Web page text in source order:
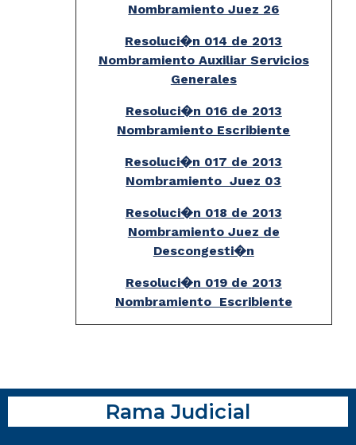
Nombramiento Juez 26
Resoluci�n 014 de 2013
Nombramiento Auxiliar Servicios
Generales
Resoluci�n 016 de 2013
Nombramiento Escribiente
Resoluci�n 017 de 2013
Nombramiento Juez 03
Resoluci�n 018 de 2013
Nombramiento Juez de
Descongesti�n
Resoluci�n 019 de 2013
Nombramiento Escribiente
Rama Judicial